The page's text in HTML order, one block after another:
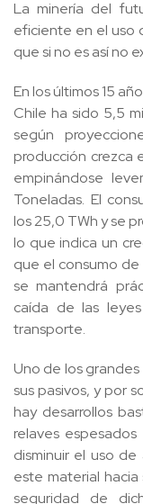
La minería del
eficiente en el uso
que si no es así no
En los últimos 15
Chile ha sido 5,5
según
producción crezca
empinándose
Toneladas. El
los 25,0 TWh y se
lo que indica un
que el consumo
se mantendrá
caída de las
transporte.
Uno de los
sus pasivos, y por
hay desarrollos
relaves
disminuir el uso
este material
seguridad de